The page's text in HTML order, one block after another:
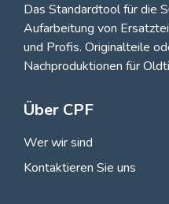
Das Standardtool für die
Aufarbeitung von
und Profis. Originalteile
Nachproduktionen für
Über CPF
Wer wir sind
Kontaktieren Sie uns